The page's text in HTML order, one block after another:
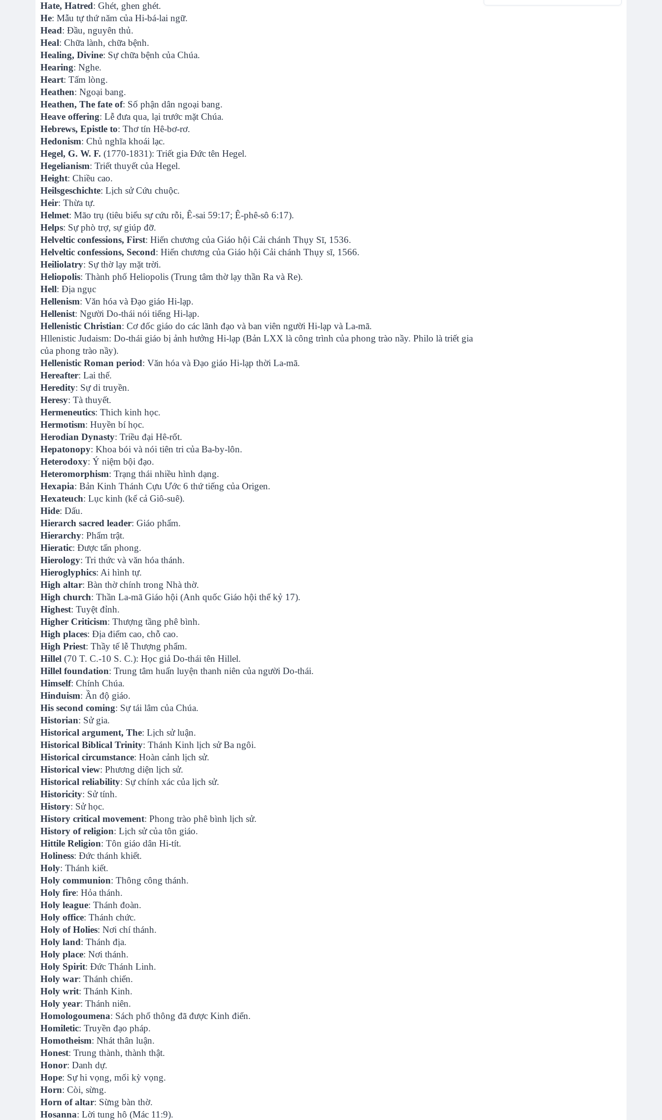
Hate, Hatred: Ghét, ghen ghét.
He: Mẫu tự thứ năm của Hi-bá-lai ngữ.
Head: Đầu, nguyên thủ.
Heal: Chữa lành, chữa bệnh.
Healing, Divine: Sự chữa bệnh của Chúa.
Hearing: Nghe.
Heart: Tấm lòng.
Heathen: Ngoại bang.
Heathen, The fate of: Số phận dân ngoại bang.
Heave offering: Lễ đưa qua, lại trước mặt Chúa.
Hebrews, Epistle to: Thơ tín Hê-bơ-rơ.
Hedonism: Chủ nghĩa khoái lạc.
Hegel, G. W. F. (1770-1831): Triết gia Đức tên Hegel.
Hegelianism: Triết thuyết của Hegel.
Height: Chiều cao.
Heilsgeschichte: Lịch sử Cứu chuộc.
Heir: Thừa tự.
Helmet: Mão trụ (tiêu biểu sự cứu rỗi, Ê-sai 59:17; Ê-phê-sô 6:17).
Helps: Sự phò trợ, sự giúp đỡ.
Helveltic confessions, First: Hiến chương của Giáo hội Cải chánh Thụy Sĩ, 1536.
Helveltic confessions, Second: Hiến chương của Giáo hội Cải chánh Thụy sĩ, 1566.
Heiliolatry: Sự thờ lạy mặt trời.
Heliopolis: Thành phố Heliopolis (Trung tâm thờ lạy thần Ra và Re).
Hell: Địa ngục
Hellenism: Văn hóa và Đạo giáo Hi-lạp.
Hellenist: Người Do-thái nói tiếng Hi-lạp.
Hellenistic Christian: Cơ đốc giáo do các lãnh đạo và ban viên người Hi-lạp và La-mã.
Hllenistic Judaism: Do-thái giáo bị ảnh hưởng Hi-lạp (Bản LXX là công trình của phong trào nầy. Philo là triết gia
của phong trào nầy).
Hellenistic Roman period: Văn hóa và Đạo giáo Hi-lạp thời La-mã.
Hereafter: Lai thế.
Heredity: Sự di truyền.
Heresy: Tà thuyết.
Hermeneutics: Thich kinh học.
Hermotism: Huyền bí học.
Herodian Dynasty: Triều đại Hê-rốt.
Hepatonopy: Khoa bói và nói tiên tri của Ba-by-lôn.
Heterodoxy: Ý niệm bội đạo.
Heteromorphism: Trạng thái nhiều hình dạng.
Hexapia: Bản Kinh Thánh Cựu Ước 6 thứ tiếng của Origen.
Hexateuch: Lục kinh (kể cả Giô-suê).
Hide: Dấu.
Hierarch sacred leader: Giáo phẩm.
Hierarchy: Phẩm trật.
Hieratic: Được tấn phong.
Hierology: Tri thức và văn hóa thánh.
Hieroglyphics: Ai hình tự.
High altar: Bàn thờ chính trong Nhà thờ.
High church: Thần La-mã Giáo hội (Anh quốc Giáo hội thế kỷ 17).
Highest: Tuyệt đỉnh.
Higher Criticism: Thượng tầng phê bình.
High places: Địa điểm cao, chỗ cao.
High Priest: Thầy tế lễ Thượng phẩm.
Hillel (70 T. C.-10 S. C.): Học giả Do-thái tên Hillel.
Hillel foundation: Trung tâm huấn luyện thanh niên của người Do-thái.
Himself: Chính Chúa.
Hinduism: Ần độ giáo.
His second coming: Sự tái lâm của Chúa.
Historian: Sử gia.
Historical argument, The: Lịch sử luận.
Historical Biblical Trinity: Thánh Kinh lịch sử Ba ngôi.
Historical circumstance: Hoàn cảnh lịch sử.
Historical view: Phương diện lịch sử.
Historical reliability: Sự chính xác của lịch sử.
Historicity: Sử tính.
History: Sử học.
History critical movement: Phong trào phê bình lịch sử.
History of religion: Lịch sử của tôn giáo.
Hittile Religion: Tôn giáo dân Hi-tít.
Holiness: Đức thánh khiết.
Holy: Thánh kiết.
Holy communion: Thông công thánh.
Holy fire: Hỏa thánh.
Holy league: Thánh đoàn.
Holy office: Thánh chức.
Holy of Holies: Nơi chí thánh.
Holy land: Thánh địa.
Holy place: Nơi thánh.
Holy Spirit: Đức Thánh Linh.
Holy war: Thánh chiến.
Holy writ: Thánh Kinh.
Holy year: Thánh niên.
Homologoumena: Sách phổ thông đã được Kinh điển.
Homiletic: Truyền đạo pháp.
Homotheism: Nhát thân luận.
Honest: Trung thành, thành thật.
Honor: Danh dự.
Hope: Sự hi vọng, mối kỳ vọng.
Horn: Còi, sừng.
Horn of altar: Sừng bàn thờ.
Hosanna: Lời tung hô (Mác 11:9).